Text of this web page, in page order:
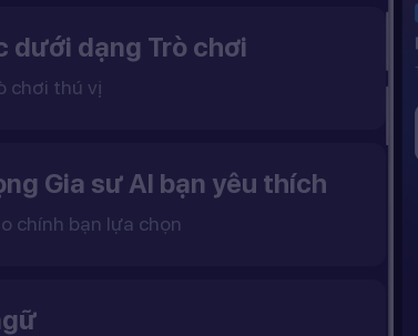
dưới dạng Trò chơi
chơi thú vị
Gia sư AI bạn yêu thích
chính bạn lựa chọn